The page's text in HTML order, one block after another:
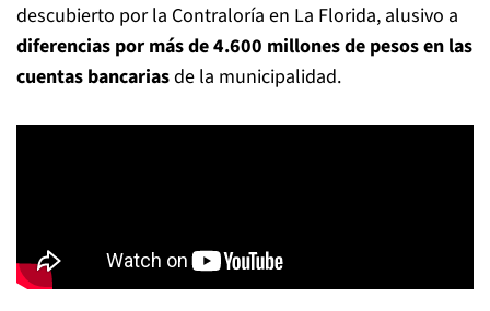
descubierto por la Contraloría en La Florida, alusivo a
diferencias por más de 4.600 millones de pesos en las
cuentas bancariasde la municipalidad.